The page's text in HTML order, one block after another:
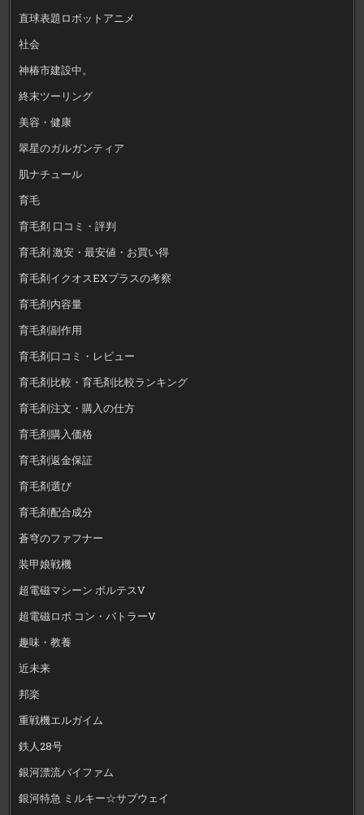
直球表題ロボットアニメ
社会
神椿市建設中。
終末ツーリング
美容・健康
翠星のガルガンティア
肌ナチュール
育毛
育毛剤 口コミ・評判
育毛剤 激安・最安値・お買い得
育毛剤イクオスEXプラスの考察
育毛剤内容量
育毛剤副作用
育毛剤口コミ・レビュー
育毛剤比較・育毛剤比較ランキング
育毛剤注文・購入の仕方
育毛剤購入価格
育毛剤返金保証
育毛剤選び
育毛剤配合成分
蒼穹のファフナー
装甲娘戦機
超電磁マシーン ボルテスV
超電磁ロボ コン・バトラーV
趣味・教養
近未来
邦楽
重戦機エルガイム
鉄人28号
銀河漂流バイファム
銀河特急 ミルキー☆サブウェイ